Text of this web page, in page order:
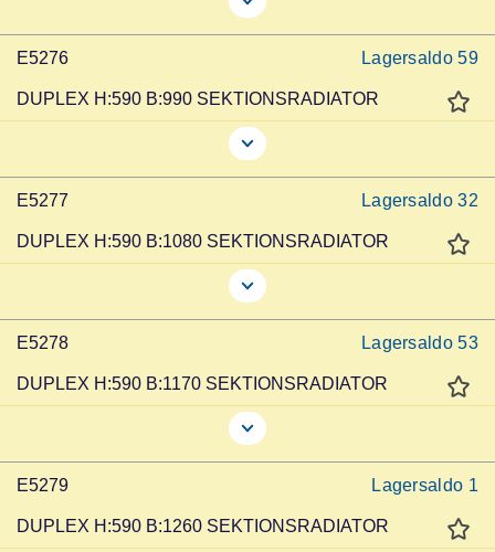
E5276 Lagersaldo 59
DUPLEX H:590 B:990 SEKTIONSRADIATOR
E5277 Lagersaldo 32
DUPLEX H:590 B:1080 SEKTIONSRADIATOR
E5278 Lagersaldo 53
DUPLEX H:590 B:1170 SEKTIONSRADIATOR
E5279 Lagersaldo 1
DUPLEX H:590 B:1260 SEKTIONSRADIATOR